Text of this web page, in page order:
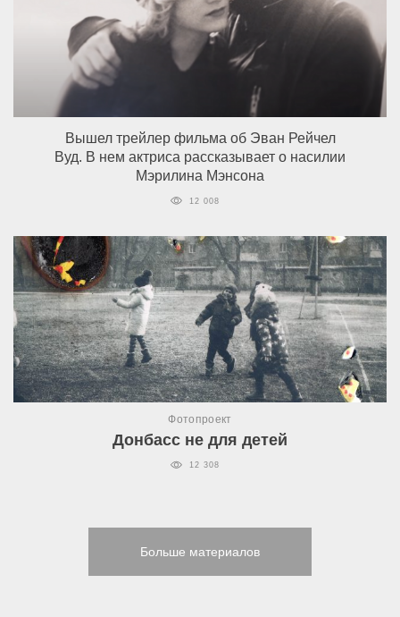
Вышел трейлер фильма об Эван Рейчел
Вуд. В нем актриса рассказывает о насилии
Мэрилина Мэнсона
12 008
Фотопроект
Донбасс не для детей
12 308
Больше материалов